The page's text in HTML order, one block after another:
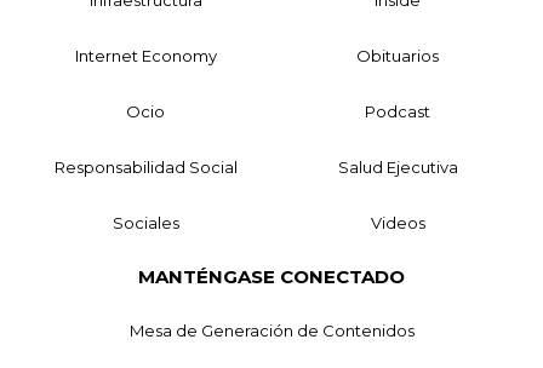
Internet Economy Obituarios
Ocio Podcast
Responsabilidad Social Salud Ejecutiva
Sociales Videos
MANTÉNGASE CONECTADO
Mesa de Generación de Contenidos